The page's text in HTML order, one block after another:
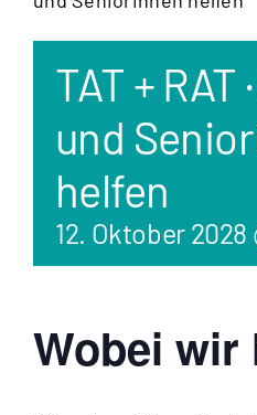
TAT + RAT
und
helfen
12. Oktober 2028
Wobei wir